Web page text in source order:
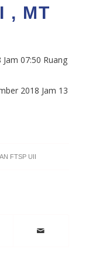
, MT
07:50 Ruang
2018 Jam 13
FTSP UII